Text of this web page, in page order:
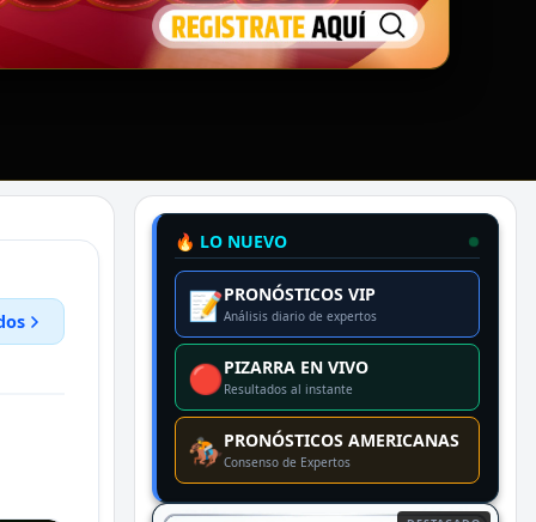
🔥 LO NUEVO
📝PRONÓSTICOS VIP
Análisis diario de expertos
🔴PIZARRA EN VIVO
Resultados al instante
🏇PRONÓSTICOS AMERICANAS
Consenso de Expertos